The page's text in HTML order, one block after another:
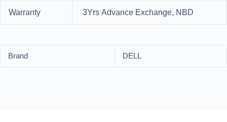
Warranty 3Yrs Advance Exchange, NBD
Brand DELL